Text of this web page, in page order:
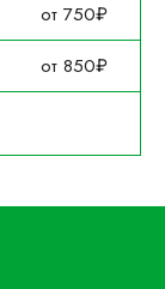
от 750₽
от 850₽